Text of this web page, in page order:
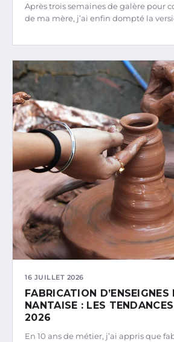
Après trois semaines de galère pour
de ma mère, j’ai enfin dompté la
16 JUILLET 2026
FABRICATION D’ENSEIGNES
NANTAISE : LES
2026
En 10 ans de métier, j’ai appris que